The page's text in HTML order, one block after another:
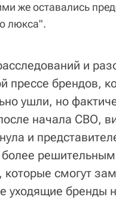
же оставались
люкса".
и
прессе брендов,
ушли, но
начала СВО,
и
которые смогут
уходящие бренды